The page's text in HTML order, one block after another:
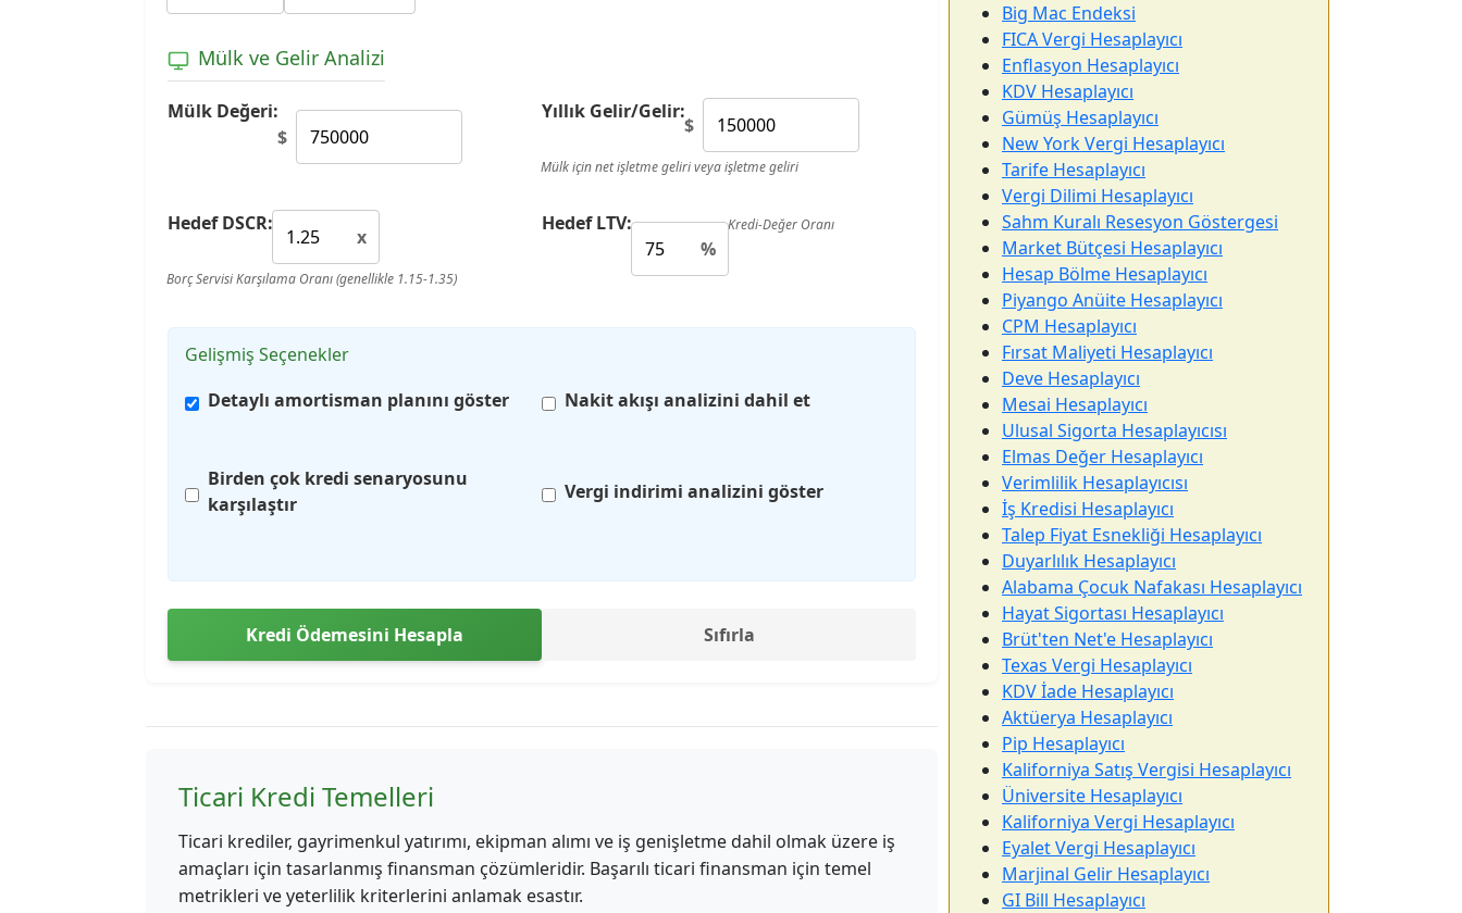
Mülk ve Gelir Analizi
Mülk Değeri:
$
Yıllık Gelir/Gelir:
$
Mülk için net işletme geliri veya işletme geliri
Hedef DSCR:
x
Borç Servisi Karşılama Oranı (genellikle 1.15-1.35)
Hedef LTV:
%
Kredi-Değer Oranı
Gelişmiş Seçenekler
Detaylı amortisman planını göster
Nakit akışı analizini dahil et
Birden çok kredi senaryosunu
karşılaştır
Vergi indirimi analizini göster
Kredi Ödemesini Hesapla Sıfırla
Ticari Kredi Temelleri
Ticari krediler, gayrimenkul yatırımı, ekipman alımı ve iş genişletme dahil olmak üzere iş
amaçları için tasarlanmış finansman çözümleridir. Başarılı ticari finansman için temel
metrikleri ve yeterlilik kriterlerini anlamak esastır.
Big Mac Endeksi
FICA Vergi Hesaplayıcı
Enflasyon Hesaplayıcı
KDV Hesaplayıcı
Gümüş Hesaplayıcı
New York Vergi Hesaplayıcı
Tarife Hesaplayıcı
Vergi Dilimi Hesaplayıcı
Sahm Kuralı Resesyon Göstergesi
Market Bütçesi Hesaplayıcı
Hesap Bölme Hesaplayıcı
Piyango Anüite Hesaplayıcı
CPM Hesaplayıcı
Fırsat Maliyeti Hesaplayıcı
Deve Hesaplayıcı
Mesai Hesaplayıcı
Ulusal Sigorta Hesaplayıcısı
Elmas Değer Hesaplayıcı
Verimlilik Hesaplayıcısı
İş Kredisi Hesaplayıcı
Talep Fiyat Esnekliği Hesaplayıcı
Duyarlılık Hesaplayıcı
Alabama Çocuk Nafakası Hesaplayıcı
Hayat Sigortası Hesaplayıcı
Brüt'ten Net'e Hesaplayıcı
Texas Vergi Hesaplayıcı
KDV İade Hesaplayıcı
Aktüerya Hesaplayıcı
Pip Hesaplayıcı
Kaliforniya Satış Vergisi Hesaplayıcı
Üniversite Hesaplayıcı
Kaliforniya Vergi Hesaplayıcı
Eyalet Vergi Hesaplayıcı
Marjinal Gelir Hesaplayıcı
GI Bill Hesaplayıcı